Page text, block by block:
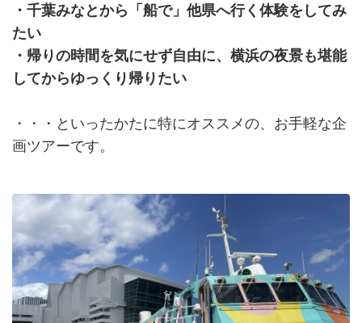
・千葉みなとから「船で」他県へ行く体験をしてみ
たい
・帰りの時間を気にせず自由に、横浜の夜景も堪能
してからゆっくり帰りたい
・・・といったかたに特にオススメの、お手軽な企
画ツアーです。